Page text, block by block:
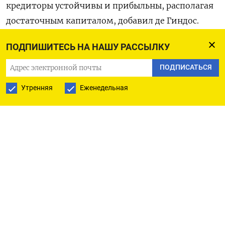
ПОДПИШИТЕСЬ НА НАШУ РАССЫЛКУ
ПОДПИСАТЬСЯ
Утренняя Еженедельная
кредиторы устойчивы и прибыльны, располагая
достаточным капиталом, добавил де Гиндос.
Оригинал сообщения на английском языке
доступен по коду: (Балаж Кораньи)